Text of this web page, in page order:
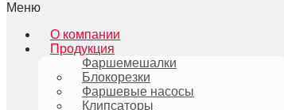
Меню
О компании
Продукция
Фаршемешалки
Блокорезки
Фаршевые насосы
Клипсаторы